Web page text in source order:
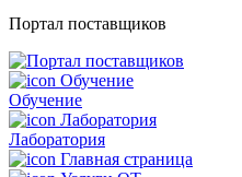
Портал поставщиков
Обучение
Лаборатория